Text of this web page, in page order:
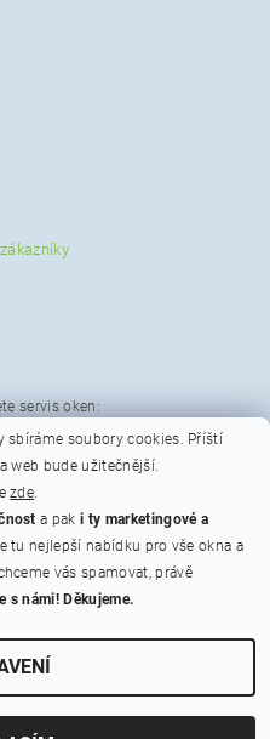
servis oken:
162 00
sbíráme soubory cookies. Příští
web bude užitečnější.
zde.
a paki ty marketingové a
tu nejlepší nabídku pro vše okna a
vás spamovat, právě
s námi! Děkujeme.